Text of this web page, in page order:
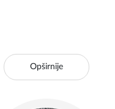
Opširnije